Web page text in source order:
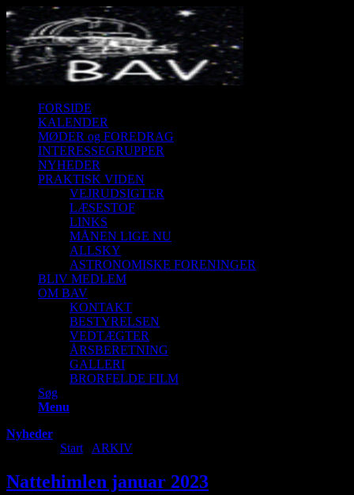
FORSIDE
KALENDER
MØDER og FOREDRAG
INTERESSEGRUPPER
NYHEDER
PRAKTISK VIDEN
VEJRUDSIGTER
LÆSESTOF
LINKS
MÅNEN LIGE NU
ALLSKY
ASTRONOMISKE FORENINGER
BLIV MEDLEM
OM BAV
KONTAKT
BESTYRELSEN
VEDTÆGTER
ÅRSBERETNING
GALLERI
BRORFELDE FILM
Søg
Menu
Nyheder
Start ARKIV
Nattehimlen januar 2023